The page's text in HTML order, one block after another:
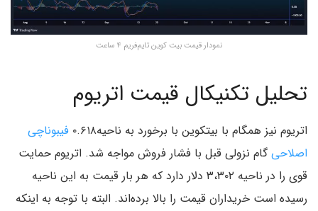
نمودار قیمت بیت کوین تایم‌فریم ۴ ساعت
تحلیل تکنیکال قیمت اتریوم
اتریوم نیز همگام با بیتکوین با برخورد به ناحیه۰.۶۱۸
فیبوناچی
اصلاحیگام نزولی قبل با فشار فروش مواجه شد. اتریوم حمایت
قوی را در ناحیه ۳،۳۰۲ دلار دارد که هر بار قیمت به این ناحیه
رسیده‌ است خریداران قیمت را بالا برده‌اند. البته با توجه به اینکه